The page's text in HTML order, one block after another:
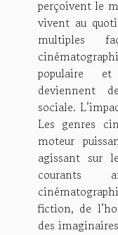
perçoivent le
vivent au
multiples
populaire
deviennent
sociale.
Les genres
moteur
agissant sur
courants
fiction, de
des